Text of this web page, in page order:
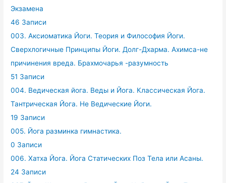
Экзамена
46 Записи
003. Аксиоматика Йоги. Теория и Философия Йоги.
Сверхлогичные Принципы Йоги. Долг-Дхарма. Ахимса-не
причинения вреда. Брахмочарья -разумность
51 Записи
004. Ведическая йога. Веды и Йога. Классическая Йога.
Тантрическая Йога. Не Ведические Йоги.
19 Записи
005. Йога разминка гимнастика.
0 Записи
006. Хатха Йога. Йога Статических Поз Тела или Асаны.
24 Записи